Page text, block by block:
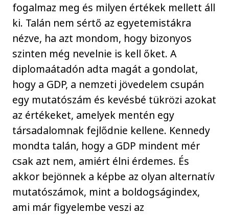
fogalmaz meg és milyen értékek mellett áll
ki. Talán nem sértő az egyetemistákra
nézve, ha azt mondom, hogy bizonyos
szinten még nevelnie is kell őket. A
diplomaátadón adta magát a gondolat,
hogy a GDP, a nemzeti jövedelem csupán
egy mutatószám és kevésbé tükrözi azokat
az értékeket, amelyek mentén egy
társadalomnak fejlődnie kellene. Kennedy
mondta talán, hogy a GDP mindent mér
csak azt nem, amiért élni érdemes. És
akkor bejönnek a képbe az olyan alternatív
mutatószámok, mint a boldogságindex,
ami már figyelembe veszi az